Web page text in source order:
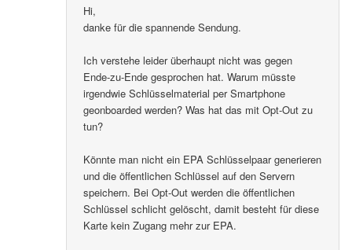
Hi,
danke für die spannende Sendung.
Ich verstehe leider überhaupt nicht was gegen
Ende-zu-Ende gesprochen hat. Warum müsste
irgendwie Schlüsselmaterial per Smartphone
geonboarded werden? Was hat das mit Opt-Out zu
tun?
Könnte man nicht ein EPA Schlüsselpaar generieren
und die öffentlichen Schlüssel auf den Servern
speichern. Bei Opt-Out werden die öffentlichen
Schlüssel schlicht gelöscht, damit besteht für diese
Karte kein Zugang mehr zur EPA.